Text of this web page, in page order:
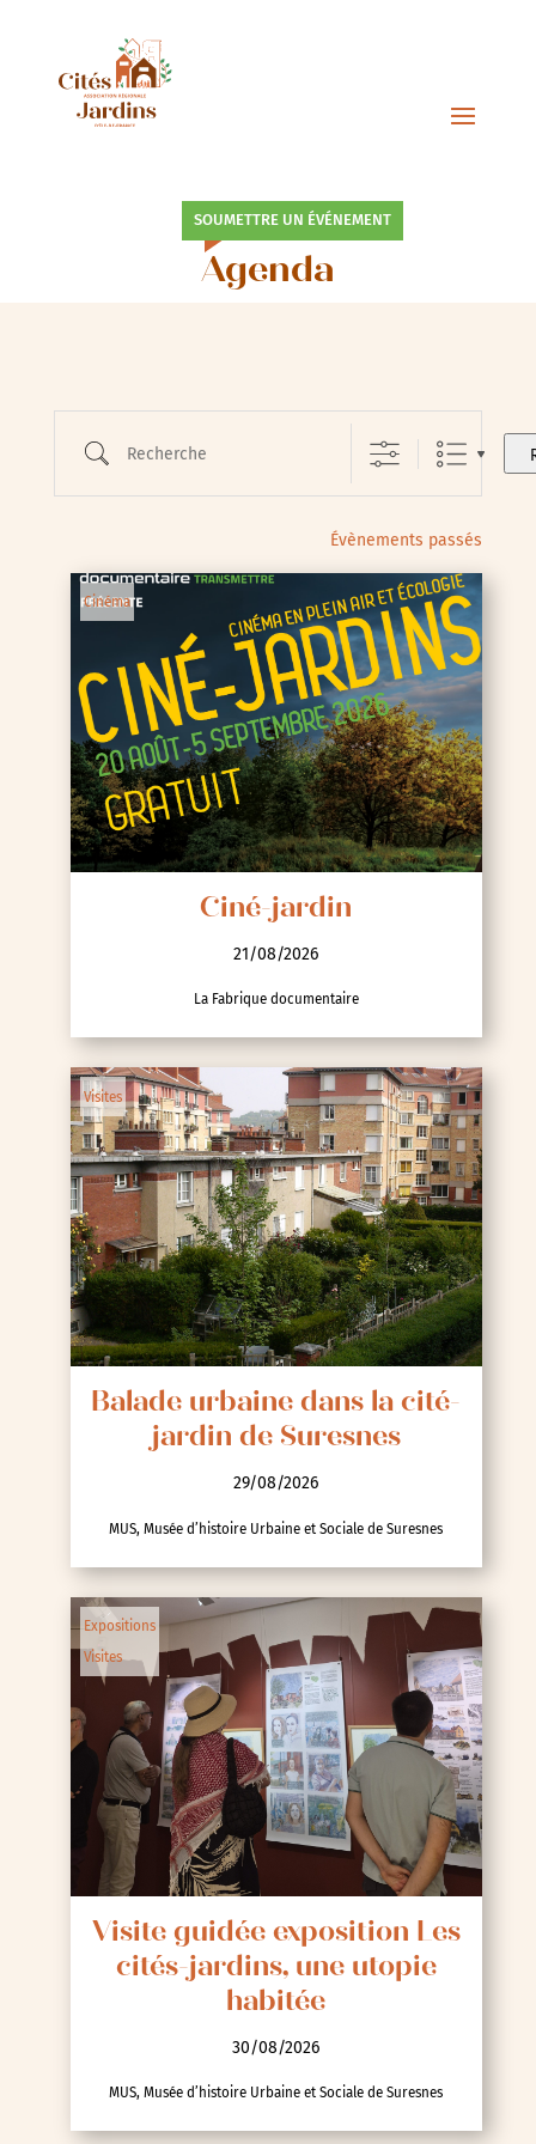
SOUMETTRE UN ÉVÉNEMENT
Agenda
Évènements passés
Cinéma
Ciné-jardin
21/08/2026
La Fabrique documentaire
Visites
Balade urbaine dans la cité-
jardin de Suresnes
29/08/2026
MUS, Musée d’histoire Urbaine et Sociale de Suresnes
Expositions
Visites
Visite guidée exposition Les
cités-jardins, une utopie
habitée
30/08/2026
MUS, Musée d’histoire Urbaine et Sociale de Suresnes